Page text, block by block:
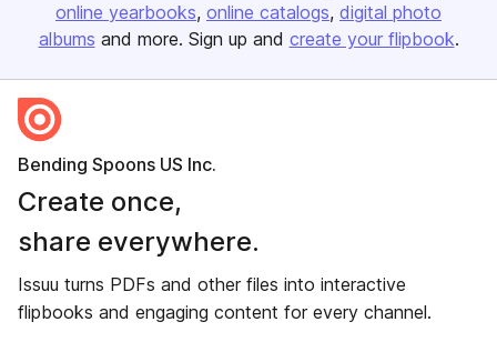
online yearbooks online catalogs digital photo
albums and more. Sign up and create your flipbook.
Bending Spoons US Inc.
Create once,
share everywhere.
Issuu turns PDFs and other files into interactive
flipbooks and engaging content for every channel.